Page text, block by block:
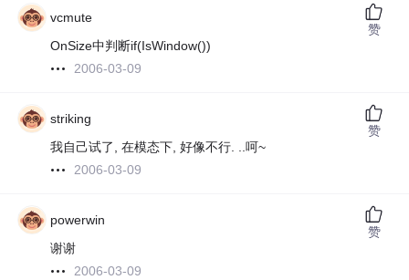
vcmute
OnSize中判断if(IsWindow())
2006-03-09
赞
striking
我自己试了, 在模态下, 好像不行. ..呵~
2006-03-09
赞
powerwin
谢谢
2006-03-09
赞